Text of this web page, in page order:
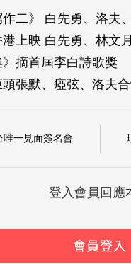
二》 白先勇、洛夫
港上映 白先勇、林文
》摘首屆李白詩歌獎
張默、瘂弦、洛夫
一見面簽名會
登入會員回應